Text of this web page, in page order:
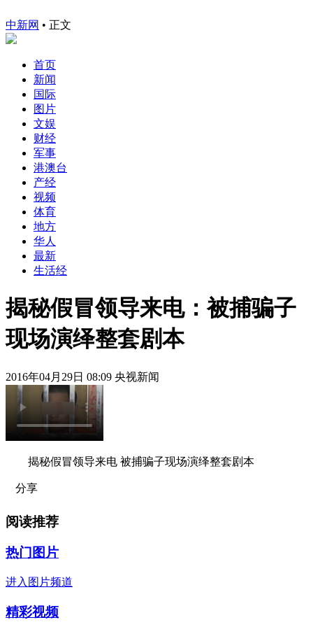
中新网 • 正文
首页
新闻
国际
图片
文娱
财经
军事
港澳台
产经
视频
体育
地方
华人
最新
生活经
揭秘假冒领导来电：被捕骗子
现场演绎整套剧本
2016年04月29日 08:09 央视新闻
揭秘假冒领导来电 被捕骗子现场演绎整套剧本
分享
阅读推荐
热门图片
进入图片频道
精彩视频